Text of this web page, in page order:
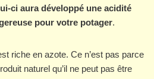
ci aura développé une acidité
pour votre potager.
riche en azote. Ce n’est pas parce
naturel qu’il ne peut pas être